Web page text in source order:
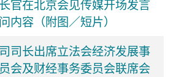
官在北京会见传媒开场发言
内容（附图／短片）
司长出席立法会经济发展事
会及财经事务委员会联席会